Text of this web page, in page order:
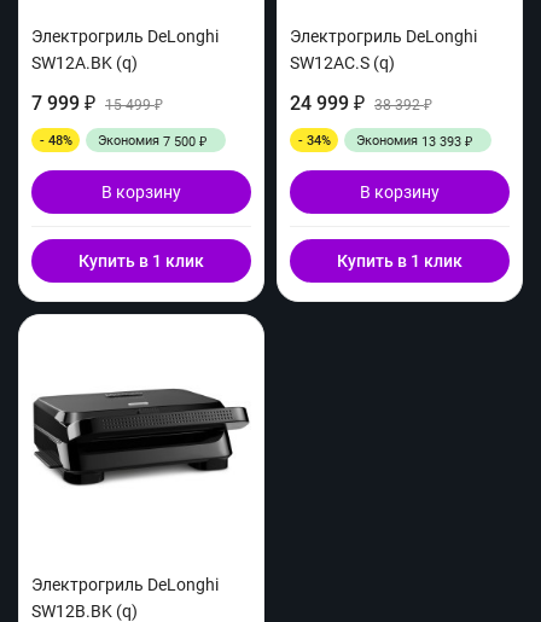
Электрогриль DeLonghi
SW12A.BK (q)
7 999 ₽ 15 499₽
- 48% Экономия 7 500 ₽
В корзину
Купить в 1 клик
Электрогриль DeLonghi
SW12AC.S (q)
24 999 ₽ 38 392₽
- 34% Экономия 13 393 ₽
В корзину
Купить в 1 клик
Электрогриль DeLonghi
SW12B.BK (q)